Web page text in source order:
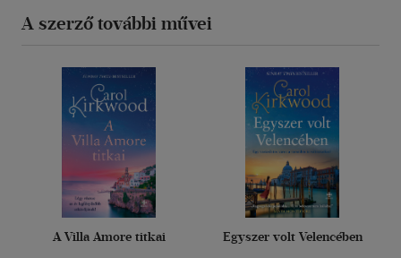
A szerző további művei
A Villa Amore titkai Egyszer volt Velencében